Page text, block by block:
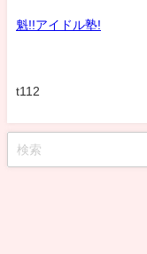
魁!!アイドル塾!
t112